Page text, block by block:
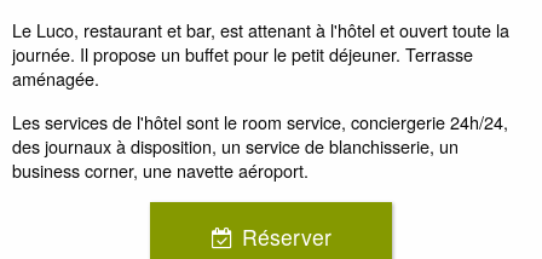
Le Luco, restaurant et bar, est attenant à l'hôtel et ouvert toute la
journée. Il propose un buffet pour le petit déjeuner. Terrasse
aménagée.
Les services de l'hôtel sont le room service, conciergerie 24h/24,
des journaux à disposition, un service de blanchisserie, un
business corner, une navette aéroport.
Réserver